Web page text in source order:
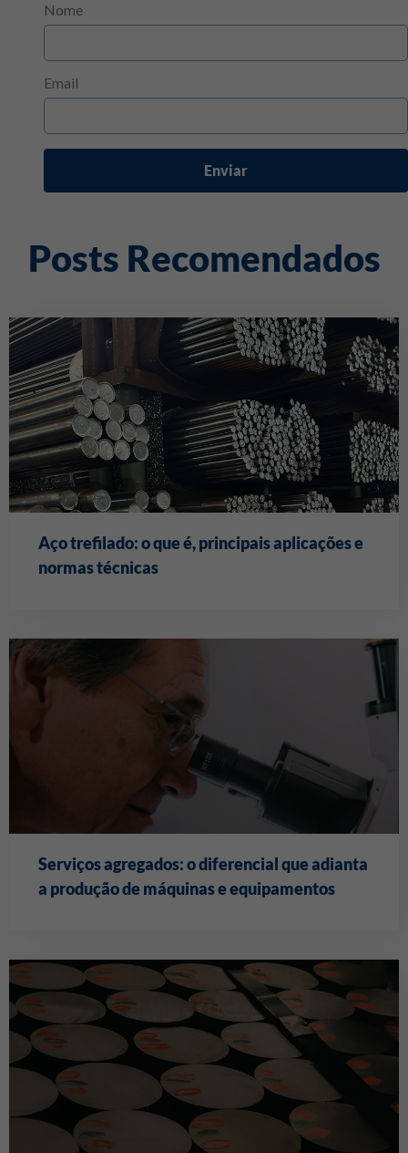
Nome
Email
Enviar
Posts Recomendados
Aço trefilado: o que é, principais aplicações e
normas técnicas
Serviços agregados: o diferencial que adianta
a produção de máquinas e equipamentos